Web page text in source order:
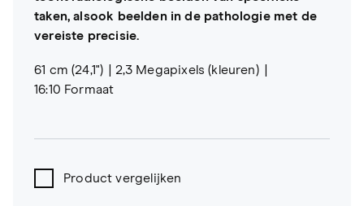
taken, alsook beelden in de pathologie met de
vereiste precisie.
61 cm (24,1")
2,3 Megapixels (kleuren)
16:10 Formaat
Product vergelijken